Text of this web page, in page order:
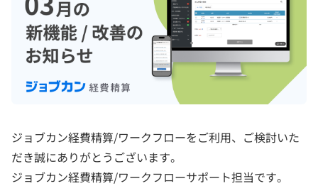
ジョブカン経費精算/ワークフローをご利用、ご検討いた
だき誠にありがとうございます。
ジョブカン経費精算/ワークフローサポート担当です。